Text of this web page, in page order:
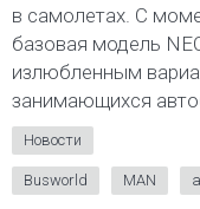
в самолетах. С
базовая модель
излюбленным
занимающихся
Новости
Busworld MAN